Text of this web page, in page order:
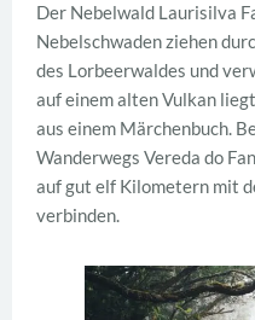
Der Nebelwald Laurisilva
Nebelschwaden ziehen
des Lorbeerwaldes und
auf einem alten Vulkan
aus einem Märchenbuch.
Wanderwegs Vereda do
auf gut elf Kilometern mit
verbinden.